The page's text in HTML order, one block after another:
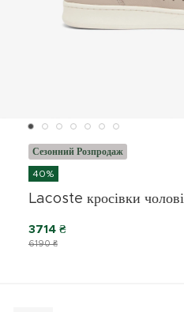
Сезонний Розпродаж
40%
Lacoste кросівки
6190 ₴
3714 ₴